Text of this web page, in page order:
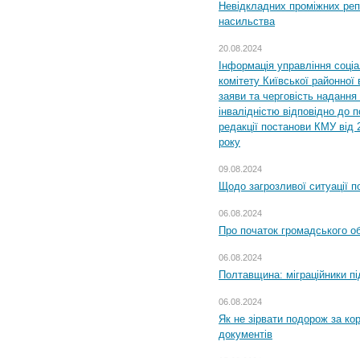
Невідкладних проміжних
насильства
20.08.2024
Інформація управління
комітету Київської
заяви та черговість надання
інвалідністю відповідно
редакції постанови КМУ
року
09.08.2024
Щодо загрозливої ситуації
06.08.2024
Про початок громадського
06.08.2024
Полтавщина: міграційники
06.08.2024
Як не зірвати подорож за
документів